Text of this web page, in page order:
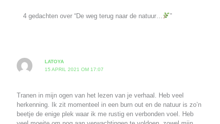
4 gedachten over “De weg terug naar de natuur… ”
LATOYA
15 APRIL 2021 OM 17:07
Tranen in mijn ogen van het lezen van je verhaal. Heb veel
herkenning. Ik zit momenteel in een burn out en de natuur is zo’n
beetje de enige plek waar ik me rustig en verbonden voel. Heb